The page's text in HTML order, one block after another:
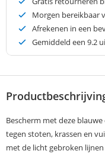
Morgen bereikbaar
Afrekenen in een
Gemiddeld een 9.2
Bescherm met deze
tegen stoten, krassen en
met de licht gebroken